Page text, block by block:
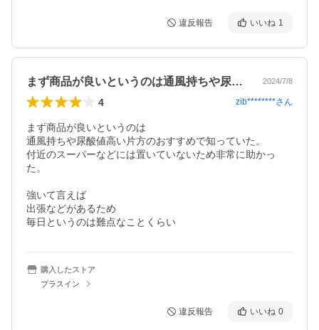
違反報告 いいね 1
まず商品が良いというのは通風持ちや尿酸… 2024/7/8
4 zib********さん
まず商品が良いというのは
通風持ちや尿酸値高い片方のおすすめで知っていた。
付近のスーパーなどには置いていないため非常に助かっ
た。
強いて言えば
出張などがあるため
毎日というのは難点なことくらい
購入したストア
プラスイン
違反報告 いいね 0